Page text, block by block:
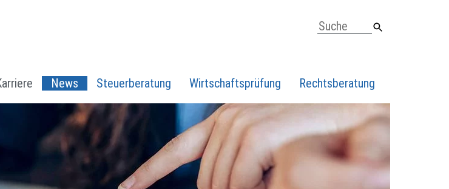
News Steuerberatung Wirtschaftsprüfung Rechtsberatung